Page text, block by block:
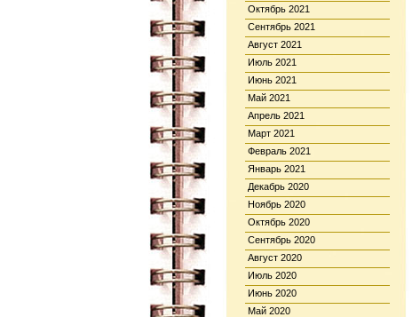
Октябрь 2021
Сентябрь 2021
Август 2021
Июль 2021
Июнь 2021
Май 2021
Апрель 2021
Март 2021
Февраль 2021
Январь 2021
Декабрь 2020
Ноябрь 2020
Октябрь 2020
Сентябрь 2020
Август 2020
Июль 2020
Июнь 2020
Май 2020